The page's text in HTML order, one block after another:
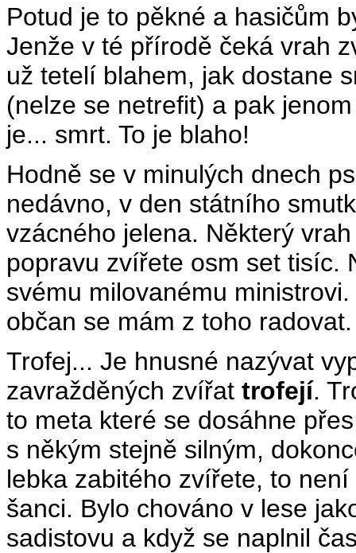
Potud je to pěkné a hasičům
Jenže v té přírodě čeká vrah
už tetelí blahem, jak dostane
(nelze se netrefit) a pak
je... smrt. To je blaho!
Hodně se v minulých dnech
nedávno, v den státního
vzácného jelena. Některý
popravu zvířete osm set tisíc.
svému milovanému
občan se mám z toho radovat.
Trofej... Je hnusné nazývat
zavražděných zvířat trofejí.
to meta které se dosáhne
s někým stejně silným,
lebka zabitého zvířete, to
šanci. Bylo chováno v lese
sadistovu a když se naplnil